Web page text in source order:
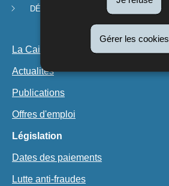
Gérer les cookies
navigation
DÉMARCHES ET FORMULAIRES
La Caisse
Actualités
Publications
Offres d'emploi
Législation
Dates des paiements
Lutte anti-fraudes